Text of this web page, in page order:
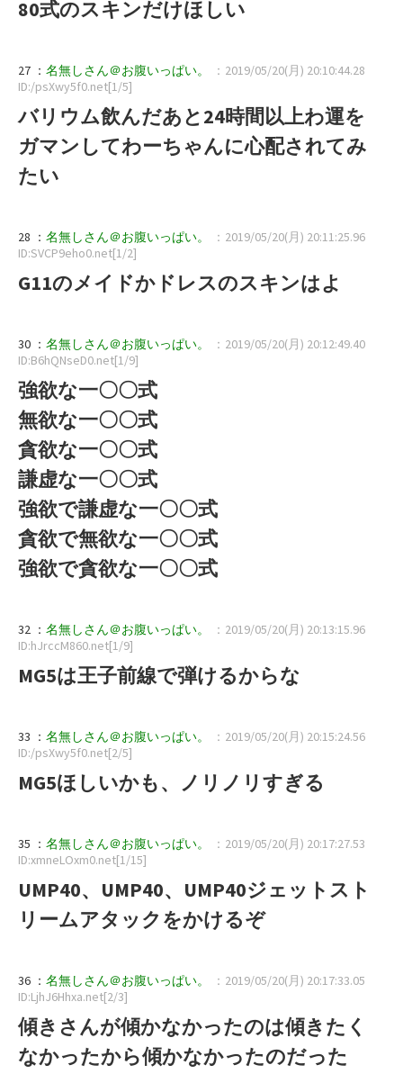
80式のスキンだけほしい
27 ： 名無しさん＠お腹いっぱい。
：2019/05/20(月) 20:10:44.28
ID:/psXwy5f0.net[1/5]
バリウム飲んだあと24時間以上わ運を
ガマンしてわーちゃんに心配されてみ
たい
28 ： 名無しさん＠お腹いっぱい。
：2019/05/20(月) 20:11:25.96
ID:SVCP9eho0.net[1/2]
G11のメイドかドレスのスキンはよ
30 ： 名無しさん＠お腹いっぱい。
：2019/05/20(月) 20:12:49.40
ID:B6hQNseD0.net[1/9]
強欲な一〇〇式
無欲な一〇〇式
貪欲な一〇〇式
謙虚な一〇〇式
強欲で謙虚な一〇〇式
貪欲で無欲な一〇〇式
強欲で貪欲な一〇〇式
32 ： 名無しさん＠お腹いっぱい。
：2019/05/20(月) 20:13:15.96
ID:hJrccM860.net[1/9]
MG5は王子前線で弾けるからな
33 ： 名無しさん＠お腹いっぱい。
：2019/05/20(月) 20:15:24.56
ID:/psXwy5f0.net[2/5]
MG5ほしいかも、ノリノリすぎる
35 ： 名無しさん＠お腹いっぱい。
：2019/05/20(月) 20:17:27.53
ID:xmneLOxm0.net[1/15]
UMP40、UMP40、UMP40ジェットスト
リームアタックをかけるぞ
36 ： 名無しさん＠お腹いっぱい。
：2019/05/20(月) 20:17:33.05
ID:LjhJ6Hhxa.net[2/3]
傾きさんが傾かなかったのは傾きたく
なかったから傾かなかったのだった